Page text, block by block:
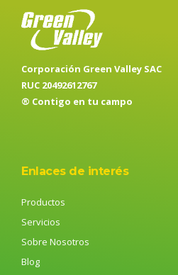
Corporación Green Valley SAC
RUC 20492612767
® Contigo en tu campo
Enlaces de interés
Productos
Servicios
Sobre Nosotros
Blog